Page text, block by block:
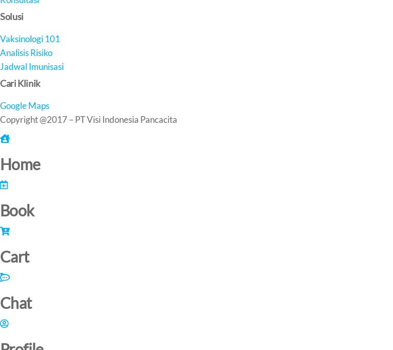
Solusi
Vaksinologi 101
Analisis Risiko
Jadwal Imunisasi
Cari Klinik
Google Maps
Copyright @2017 – PT Visi Indonesia Pancacita
Home
Book
Cart
Chat